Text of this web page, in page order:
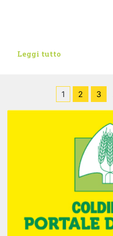
Leggi tutto
1 2 3